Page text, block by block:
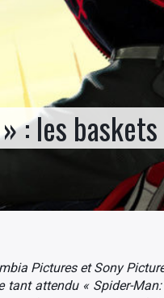
: les
Pictures et Sony
attendu « Spider-